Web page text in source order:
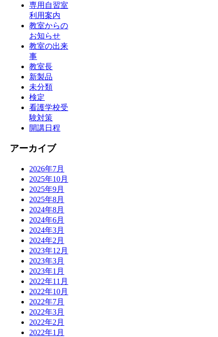
専用自習室
利用案内
教室からの
お知らせ
教室の出来
事
教室長
新製品
未分類
検定
看護学校受
験対策
開講日程
アーカイブ
2026年7月
2025年10月
2025年9月
2025年8月
2024年8月
2024年6月
2024年3月
2024年2月
2023年12月
2023年3月
2023年1月
2022年11月
2022年10月
2022年7月
2022年3月
2022年2月
2022年1月